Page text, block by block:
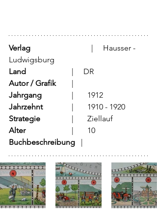
Verlag
Ludwigsburg
Land
			  |     DR
Autor / Grafik
Jahrgang
		  |	1912
Jahrzehnt
		  |	1910 - 1920
Strategie
Alter
			  |	10
Buchbeschreibung